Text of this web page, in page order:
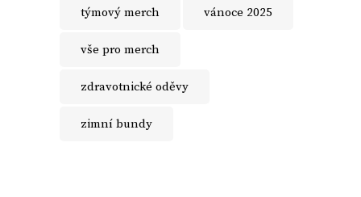
týmový merch vánoce 2025
vše pro merch
zdravotnické oděvy
zimní bundy